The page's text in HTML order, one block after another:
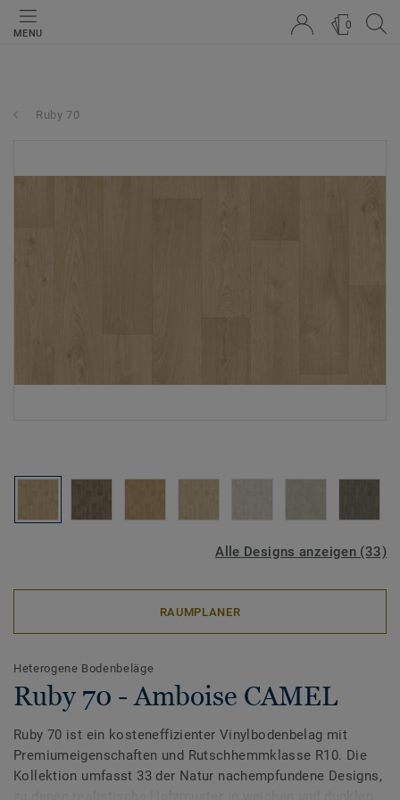
MENU
0
Ruby 70
Alle Designs anzeigen (33)
RAUMPLANER
Heterogene Bodenbeläge
Ruby 70 - Amboise CAMEL
Ruby 70 ist ein kosteneffizienter Vinylbodenbelag mit
Premiumeigenschaften und Rutschhemmklasse R10. Die
Kollektion umfasst 33 der Natur nachempfundene Designs,